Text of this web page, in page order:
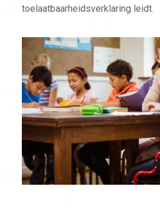
toelaatbaarheidsverklaring leidt.